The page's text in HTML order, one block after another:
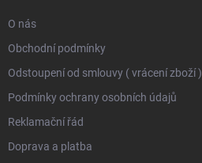
O nás
Obchodní podmínky
Odstoupení od smlouvy ( vrácení zboží )
Podmínky ochrany osobních údajů
Reklamační řád
Doprava a platba